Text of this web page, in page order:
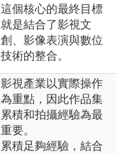
這個核心的最終目標
就是結合了影視文
創、影像表演與數位
技術的整合。​
影視產業以實際操作
為重點，因此作品集
累積和拍攝經驗為最
重要。
累積足夠經驗，結合